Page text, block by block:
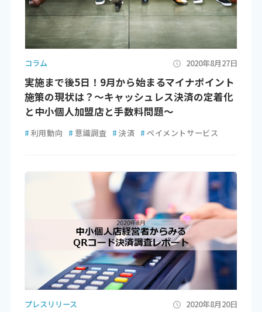
コラム 2020年8月27日
実施まで後5日！9月から始まるマイナポイント
施策の現状は？～キャッシュレス決済の定着化
と中小個人加盟店と手数料問題～
# 利用動向 # 意識調査 # 決済 # ペイメントサービス
プレスリリース 2020年8月20日